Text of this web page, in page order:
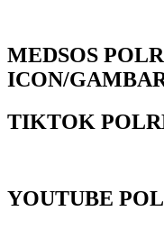
MEDSOS
ICON/
TIKTOK
YOUTUBE